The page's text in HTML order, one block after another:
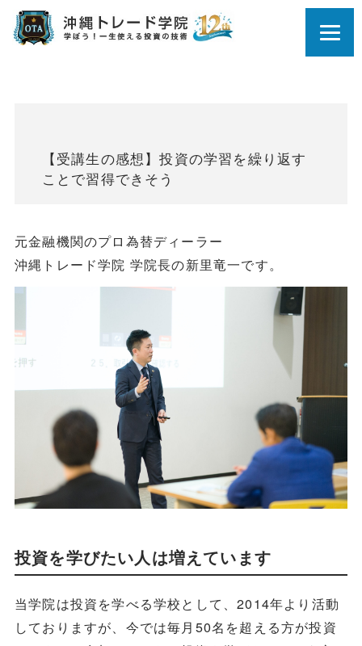
【受講生の感想】投資の学習を繰り返す
ことで習得できそう
元金融機関のプロ為替ディーラー
沖縄トレード学院 学院長の新里竜一です。
投資を学びたい人は増えています
当学院は投資を学べる学校として、2014年より活動
しておりますが、今では毎月50名を超える方が投資